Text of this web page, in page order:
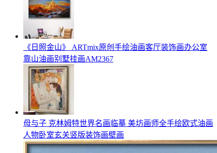
《日照金山》 ARTmix原创手绘油画客厅装饰画办公室
靠山油画别墅挂画AM2367
母与子 克林姆特世界名画临摹 美坊画师全手绘欧式油画
人物卧室玄关竖版装饰画壁画